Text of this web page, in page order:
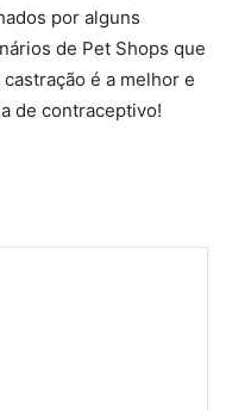
por alguns
de Pet Shops que
é a melhor e
de contraceptivo!